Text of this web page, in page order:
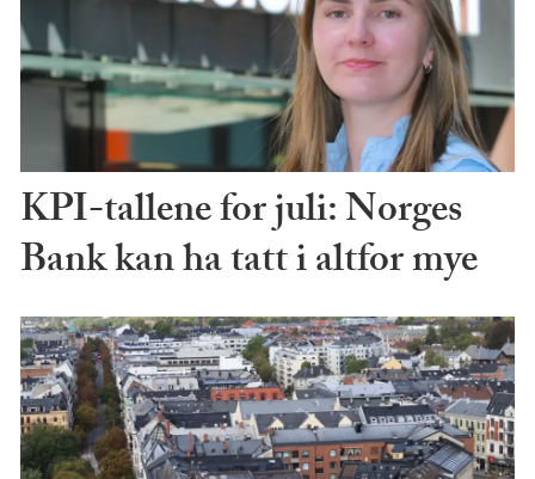
KPI-tallene for juli: Norges
Bank kan ha tatt i altfor mye